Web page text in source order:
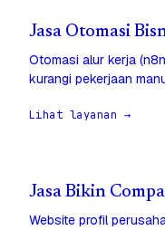
Jasa Otomasi
Otomasi alur kerja
kurangi pekerjaan
Lihat layanan →
Jasa Bikin
Website profil